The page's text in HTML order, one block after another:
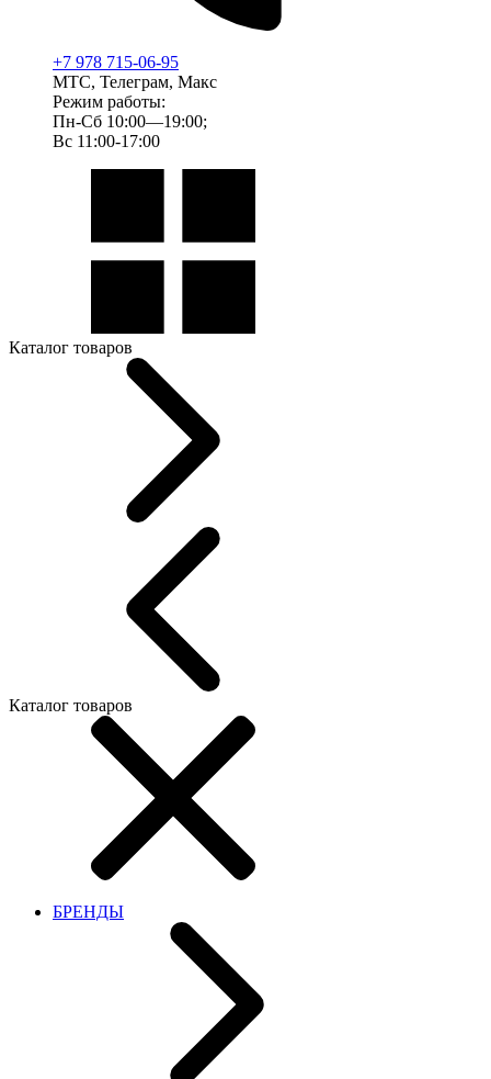
+7 978 715-06-95
МТС, Телеграм, Макс
Режим работы:
Пн-Сб 10:00—19:00;
Вс 11:00-17:00
Каталог товаров
Каталог товаров
БРЕНДЫ